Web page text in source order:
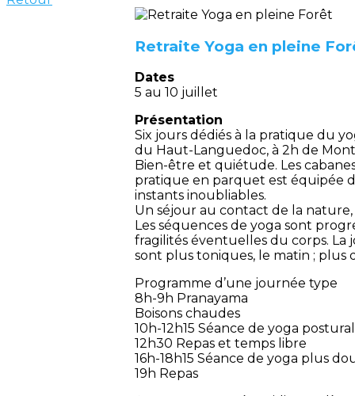
Retraite Yoga en pleine
Dates
5 au 10 juillet
Présentation
Six jours dédiés à la pratique du
du Haut-Languedoc, à 2h de
Bien-être et quiétude. Les
pratique en parquet est équipée
instants inoubliables.
Un séjour au contact de la
Les séquences de yoga sont
fragilités éventuelles du corps. La
sont plus toniques, le matin ; plus
Programme d’une journée type
8h-9h Pranayama
Boisons chaudes
10h-12h15 Séance de yoga postural
12h30 Repas et temps libre
16h-18h15 Séance de yoga plus
19h Repas